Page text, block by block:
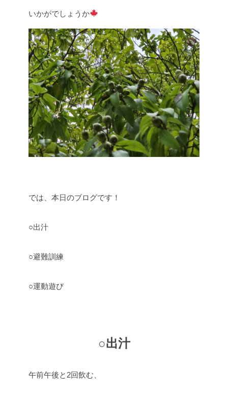
いかがでしょうか
では、本日のブログです！
○出汁
○避難訓練
○運動遊び
○出汁
午前午後と2回飲む、